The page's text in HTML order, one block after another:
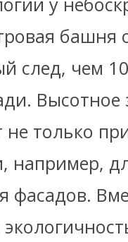
башня
след, чем
Высотное
только
например,